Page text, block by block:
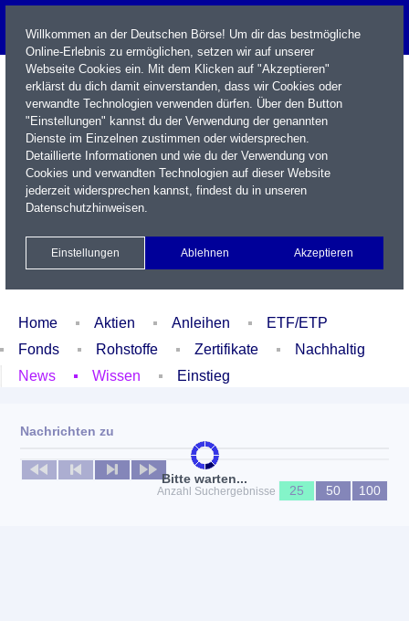
Name / WKN / ISIN / Kürzel
Xetra Realtime
Watchlist Portfolio Login
Home Aktien Anleihen
ETF/ETP
Fonds
Rohstoffe Zertifikate
Nachhaltig
News
Wissen Einstieg
Bitte warten...
Nachrichten zu
Keine News verfügbar
Anzahl Suchergebnisse
25 50 100
Willkommen an der Deutschen Börse! Um dir das bestmögliche
Online-Erlebnis zu ermöglichen, setzen wir auf unserer
Webseite Cookies ein. Mit dem Klicken auf "Akzeptieren"
erklärst du dich damit einverstanden, dass wir Cookies oder
verwandte Technologien verwenden dürfen. Über den Button
"Einstellungen" kannst du der Verwendung der genannten
Dienste im Einzelnen zustimmen oder widersprechen.
Detaillierte Informationen und wie du der Verwendung von
Cookies und verwandten Technologien auf dieser Website
jederzeit widersprechen kannst, findest du in unseren
Datenschutzhinweisen.
Einstellungen Ablehnen Akzeptieren